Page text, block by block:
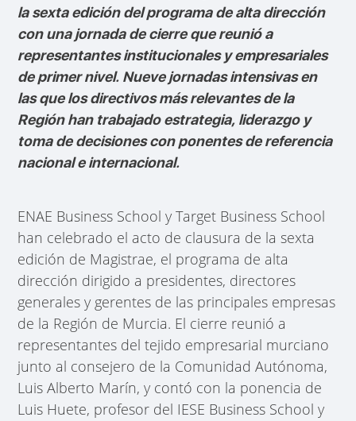
la sexta edición del programa de alta dirección
con una jornada de cierre que reunió a
representantes institucionales y empresariales
de primer nivel. Nueve jornadas intensivas en
las que los directivos más relevantes de la
Región han trabajado estrategia, liderazgo y
toma de decisiones con ponentes de referencia
nacional e internacional.
ENAE Business School y Target Business School
han celebrado el acto de clausura de la sexta
edición de Magistrae, el programa de alta
dirección dirigido a presidentes, directores
generales y gerentes de las principales empresas
de la Región de Murcia. El cierre reunió a
representantes del tejido empresarial murciano
junto al consejero de la Comunidad Autónoma,
Luis Alberto Marín, y contó con la ponencia de
Luis Huete, profesor del IESE Business School y